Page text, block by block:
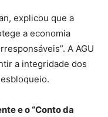
explicou que a
a economia
A AGU
a integridade dos
e o “Conto da